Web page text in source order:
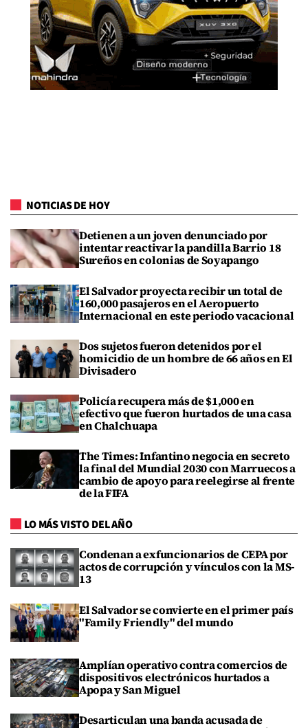
NOTICIAS DE HOY
Detienen a un joven denunciado por
intentar reactivar la pandilla Barrio 18
Sureños en colonias de Soyapango
El Salvador proyecta recibir un total de
160,000 pasajeros en el Aeropuerto
Internacional en este periodo vacacional
Dos sujetos fueron detenidos por el
homicidio de un hombre de 66 años en El
Divisadero
Policía recupera más de $1,000 en
efectivo que fueron hurtados de una casa
en Chalchuapa
The Times: Infantino negocia en secreto
la final del Mundial 2030 con Marruecos a
cambio de apoyo para reelegirse al frente
de la FIFA
LO MÁS VISTO DEL AÑO
Condenan a exfuncionarios de CEPA por
actos de corrupción y vínculos con la MS-
13
El Salvador se convierte en el primer país
"Family Friendly" del mundo
Amplían operativo contra comercios de
dispositivos electrónicos hurtados a
Apopa y San Miguel
Desarticulan una banda acusada de